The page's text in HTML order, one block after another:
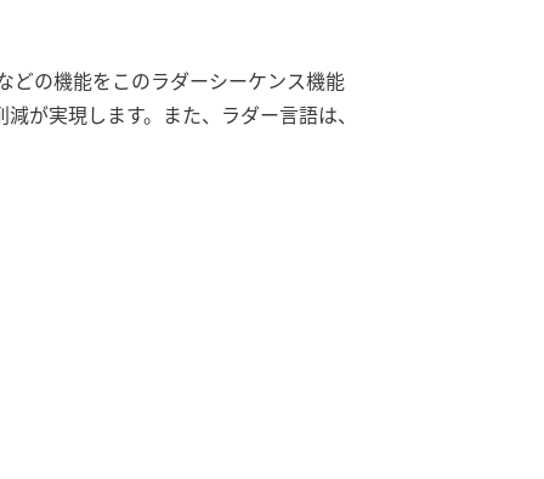
どの機能をこのラダーシーケンス機能
が実現します。また、ラダー言語は、